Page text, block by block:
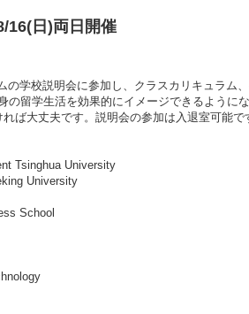
日)両日開催
学校説明会に参加し、クラスカリキュラム
留学生活を効果的にイメージできるようにな
ば大丈夫です。説明会の参加は入退室可能で
Tsinghua University
University
School